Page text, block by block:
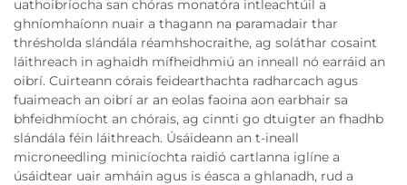
uathoibríocha san chóras monatóra intleachtúil a
ghníomhaíonn nuair a thagann na paramadair thar
thrésholda slándála réamhshocraithe, ag soláthar cosaint
láithreach in aghaidh mífheidhmiú an inneall nó earráid an
oibrí. Cuirteann córais feidearthachta radharcach agus
fuaimeach an oibrí ar an eolas faoina aon earbhair sa
bhfeidhmíocht an chórais, ag cinnti go dtuigter an fhadhb
slándála féin láithreach. Úsáideann an t-ineall
microneedling minicíochta raidió cartlanna iglíne a
úsáidtear uair amháin agus is éasca a ghlanadh, rud a